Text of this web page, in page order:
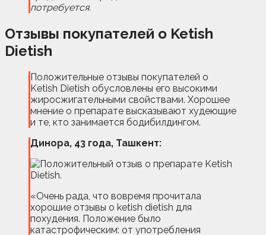
потребуется.
Отзывы покупателей о Ketish
Dietish
Положительные отзывы покупателей о
Ketish Dietish обусловлены его высокими
жиросжигательными свойствами. Хорошее
мнение о препарате высказывают худеющие
и те, кто занимается бодибилдингом.
Динора, 43 года, Ташкент:
«Очень рада, что вовремя прочитала
хорошие отзывы о ketish dietish для
похудения. Положение было
катастрофическим: от употребления